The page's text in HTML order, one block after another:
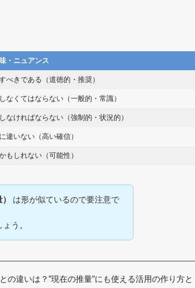
・ニュアンス
べきである（道徳的・推奨）
なくてはならない（一般的・常識）
なければならない（強制的・状況的）
違いない（高い確信）
もしれない（可能性）
は形が似ているので要注意で
う。
の違いは？”現在の推量”にも使える活用の作り方と